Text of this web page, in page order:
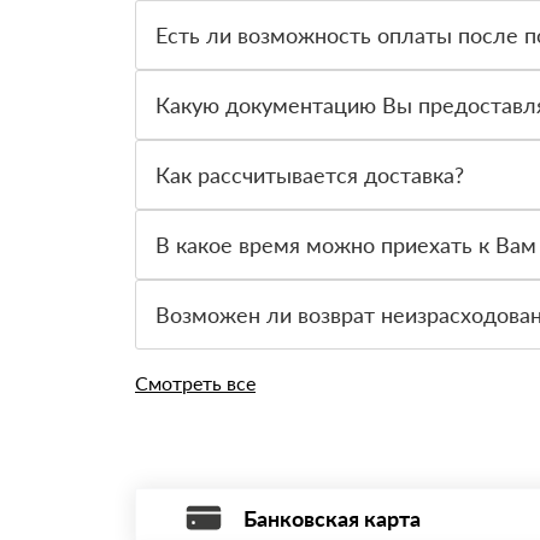
Есть ли возможность оплаты после
праве от него отказаться.
Какую документацию Вы
Как рассчитывается доставка?
стоимости и сроков доставки, которые
В какое время можно приехать к
Возможен ли возврат
Смотреть все
Банковская карта